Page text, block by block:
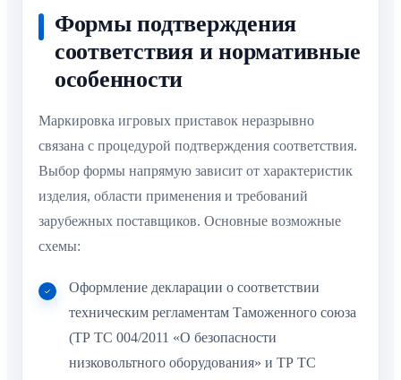
Формы подтверждения
соответствия и нормативные
особенности
Маркировка игровых приставок неразрывно
связана с процедурой подтверждения соответствия.
Выбор формы напрямую зависит от характеристик
изделия, области применения и требований
зарубежных поставщиков. Основные возможные
схемы:
Оформление декларации о соответствии
техническим регламентам Таможенного союза
(ТР ТС 004/2011 «О безопасности
низковольтного оборудования» и ТР ТС